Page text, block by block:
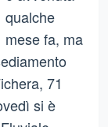
qualche
mese fa, ma
71
si è